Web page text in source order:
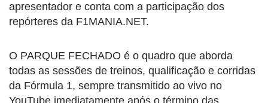
apresentador e conta com a participação dos
repórteres da F1MANIA.NET.
O PARQUE FECHADO é o quadro que aborda
todas as sessões de treinos, qualificação e corridas
da Fórmula 1, sempre transmitido ao vivo no